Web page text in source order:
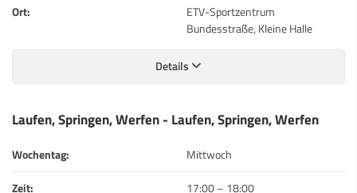
Ort:
ETV-Sportzentrum
Bundesstraße, Kleine Halle
Details
Laufen, Springen, Werfen - Laufen, Springen, Werfen
Wochentag:
Mittwoch
Zeit:
17:00– 18:00